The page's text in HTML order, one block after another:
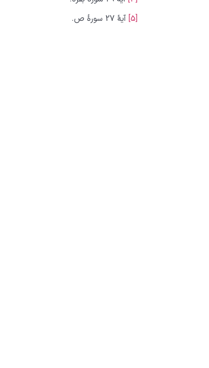
[5]
آیۀ 27 سورۀ ص.